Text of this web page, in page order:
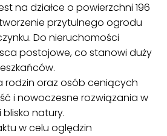
na działce o powierzchni 196
przytulnego ogrodu
Do nieruchomości
postojowe, co stanowi duży
rodzin oraz osób ceniących
i nowoczesne rozwiązania w
natury.
w celu oględzin